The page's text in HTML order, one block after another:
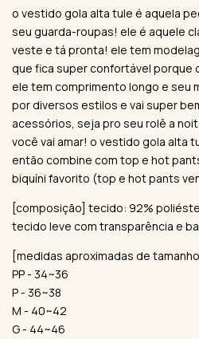
o vestido gola alta tule é aquela
seu guarda-roupas! ele é aquele
veste e tá pronta! ele tem
que fica super confortável
ele tem comprimento longo e seu
por diversos estilos e vai super
acessórios, seja pro seu rolê a
você vai amar! o vestido gola alta
então combine com top e hot
biquíni favorito (top e hot pants
[composição] tecido: 92%
tecido leve com transparência e
[medidas aproximadas de
PP - 34~36
P - 36~38
M - 40~42
G - 44~46